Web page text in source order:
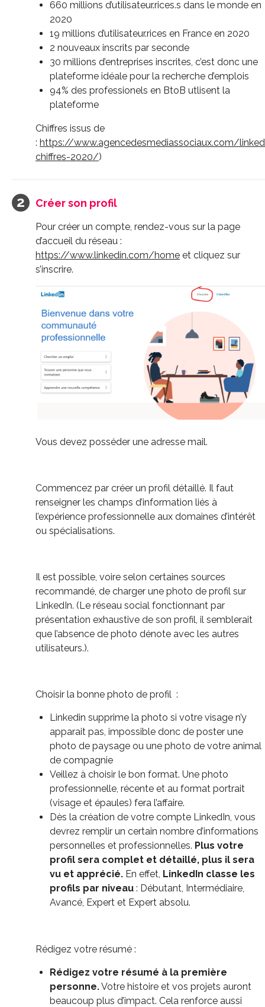
660 millions d’utilisateur.rices.s dans le monde en
2020
19 millions d’utilisateur.rices en France en 2020
2 nouveaux inscrits par seconde
30 millions d’entreprises inscrites, c’est donc une
plateforme idéale pour la recherche d’emplois
94% des professionels en BtoB utlisent la
plateforme
Chiffres issus de
: https://www.agencedesmediassociaux.com/
chiffres-2020/)
Créer son profil
Pour créer un compte, rendez-vous sur la page
d’accueil du réseau :
https://www.linkedin.com/home et cliquez sur
s’inscrire.
Vous devez posséder une adresse mail.
Commencez par créer un profil détaillé. Il faut
renseigner les champs d’information liés à
l’expérience professionnelle aux domaines d’intérêt
ou spécialisations.
Il est possible, voire selon certaines sources
recommandé, de charger une photo de profil sur
LinkedIn. (Le réseau social fonctionnant par
présentation exhaustive de son profil, il semblerait
que l’absence de photo dénote avec les autres
utilisateurs.).
Choisir la bonne photo de profil :
Linkedin supprime la photo si votre visage n’y
apparait pas, impossible donc de poster une
photo de paysage ou une photo de votre animal
de compagnie
Veillez à choisir le bon format. Une photo
professionnelle, récente et au format portrait
(visage et épaules) fera l’affaire.
Dès la création de votre compte LinkedIn, vous
devrez remplir un certain nombre d’informations
personnelles et professionnelles. Plus votre
profil sera complet et détaillé, plus il sera
vu et apprécié. En effet, LinkedIn classe les
profils par niveau : Débutant, Intermédiaire,
Avancé, Expert et Expert absolu.
Rédigez votre résumé :
Rédigez votre résumé à la première
personne.Votre histoire et vos projets auront
beaucoup plus d’impact. Cela renforce aussi